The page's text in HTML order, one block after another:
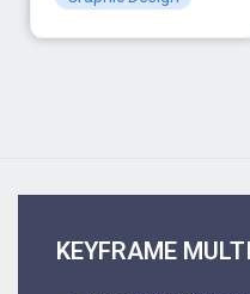
KEYFRAME